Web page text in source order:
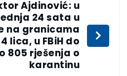
Ajdinović: u
24 sata u
na granicama
lica, u FBiH do
805 rješenja o
karantinu